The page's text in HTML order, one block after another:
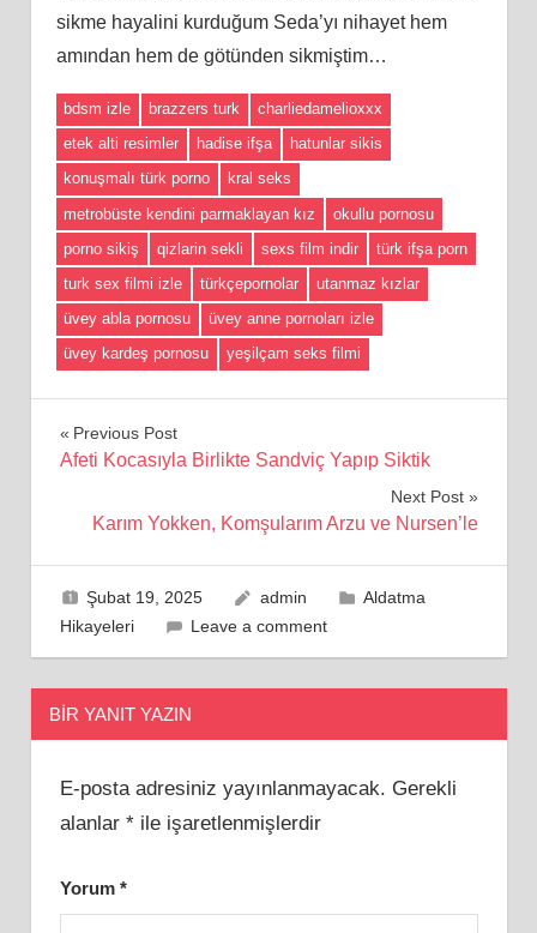
sikme hayalini kurduğum Seda’yı nihayet hem
amından hem de götünden sikmiştim…
bdsm izle brazzers turk
charliedamelioxxx
etek alti resimler
hadise ifşa
hatunlar sikis
konuşmalı türk porno
kral seks
metrobüste kendini parmaklayan kız
okullu pornosu
porno sikiş
qizlarin sekli sexs film indir
türk ifşa porn
turk sex filmi izle
türkçepornolar
utanmaz kızlar
üvey abla pornosu
üvey anne pornoları izle
üvey kardeş pornosu
yeşilçam seks filmi
Yazı
Previous Post
Afeti Kocasıyla Birlikte Sandviç Yapıp Siktik
Next Post
Karım Yokken, Komşularım Arzu ve Nursen’le
Şubat 19, 2025 admin
Aldatma
Hikayeleri
Leave a comment
BIR YANIT YAZIN
E-posta adresiniz yayınlanmayacak. Gerekli
alanlar *ile işaretlenmişlerdir
Yorum *